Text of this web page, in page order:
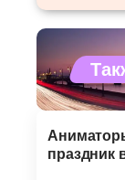
праздник